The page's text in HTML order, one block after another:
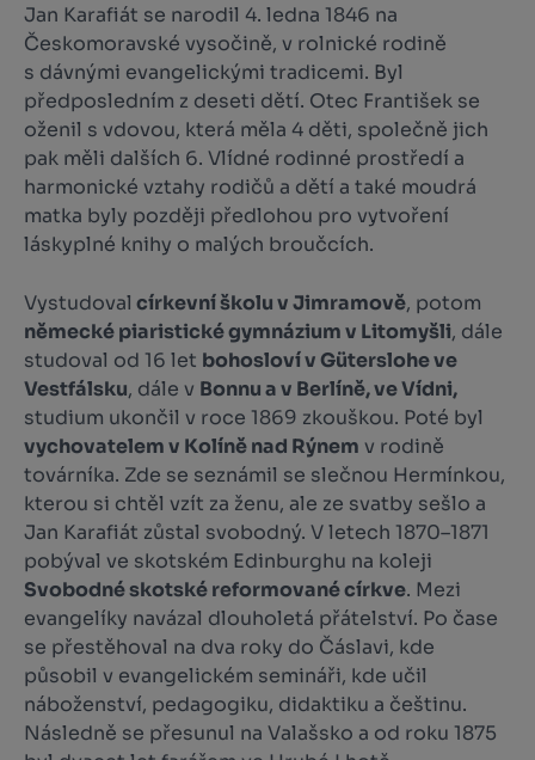
Jan Karafiát se narodil 4. ledna 1846 na
Českomoravské vysočině, v rolnické rodině
s dávnými evangelickými tradicemi. Byl
předposledním z deseti dětí. Otec František se
oženil s vdovou, která měla 4 děti, společně jich
pak měli dalších 6. Vlídné rodinné prostředí a
harmonické vztahy rodičů a dětí a také moudrá
matka byly později předlohou pro vytvoření
láskyplné knihy o malých broučcích.
Vystudoval církevní školu v Jimramově, potom
německé piaristické gymnázium v Litomyšli, dále
studoval od 16 let bohosloví v Güterslohe ve
Vestfálsku, dále v Bonnu a v Berlíně, ve Vídni,
studium ukončil v roce 1869 zkouškou. Poté byl
vychovatelem v Kolíně nad Rýnem v rodině
továrníka. Zde se seznámil se slečnou Hermínkou,
kterou si chtěl vzít za ženu, ale ze svatby sešlo a
Jan Karafiát zůstal svobodný. V letech 1870–1871
pobýval ve skotském Edinburghu na koleji
Svobodné skotské reformované církve. Mezi
evangelíky navázal dlouholetá přátelství. Po čase
se přestěhoval na dva roky do Čáslavi, kde
působil v evangelickém semináři, kde učil
náboženství, pedagogiku, didaktiku a češtinu.
Následně se přesunul na Valašsko a od roku 1875